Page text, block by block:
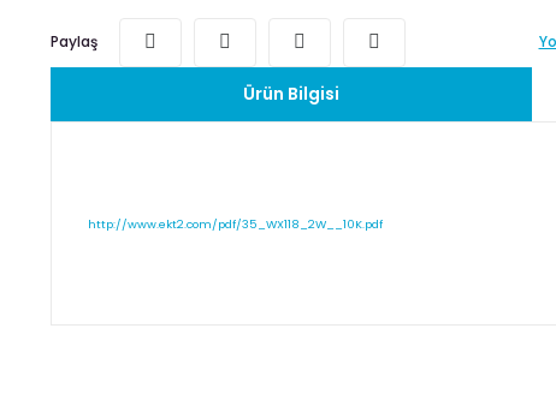
Paylaş
Ürün Bilgisi
http://www.ekt2.com/pdf/35_WX118_2W__10K.pdf